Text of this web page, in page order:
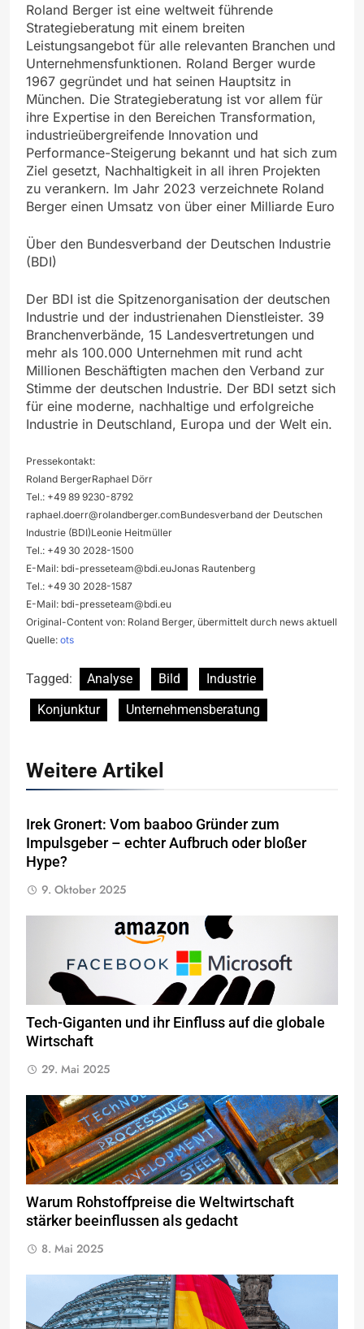
Roland Berger ist eine weltweit führende
Strategieberatung mit einem breiten
Leistungsangebot für alle relevanten Branchen und
Unternehmensfunktionen. Roland Berger wurde
1967 gegründet und hat seinen Hauptsitz in
München. Die Strategieberatung ist vor allem für
ihre Expertise in den Bereichen Transformation,
industrieübergreifende Innovation und
Performance-Steigerung bekannt und hat sich zum
Ziel gesetzt, Nachhaltigkeit in all ihren Projekten
zu verankern. Im Jahr 2023 verzeichnete Roland
Berger einen Umsatz von über einer Milliarde Euro
Über den Bundesverband der Deutschen Industrie
(BDI)
Der BDI ist die Spitzenorganisation der deutschen
Industrie und der industrienahen Dienstleister. 39
Branchenverbände, 15 Landesvertretungen und
mehr als 100.000 Unternehmen mit rund acht
Millionen Beschäftigten machen den Verband zur
Stimme der deutschen Industrie. Der BDI setzt sich
für eine moderne, nachhaltige und erfolgreiche
Industrie in Deutschland, Europa und der Welt ein.
Pressekontakt:
Roland BergerRaphael Dörr
Tel.: +49 89 9230-8792
raphael.doerr@rolandberger.comBundesverband der Deutschen
Industrie (BDI)Leonie Heitmüller
Tel.: +49 30 2028-1500
E-Mail: bdi-presseteam@bdi.euJonas Rautenberg
Tel.: +49 30 2028-1587
E-Mail: bdi-presseteam@bdi.eu
Original-Content von: Roland Berger, übermittelt durch news aktuell
Quelle: ots
Tagged: Analyse Bild
Industrie
Konjunktur
Unternehmensberatung
Weitere Artikel
Irek Gronert: Vom baaboo Gründer zum
Impulsgeber – echter Aufbruch oder bloßer
Hype?
9. Oktober 2025
Tech-Giganten und ihr Einfluss auf die globale
Wirtschaft
29. Mai 2025
Warum Rohstoffpreise die Weltwirtschaft
stärker beeinflussen als gedacht
8. Mai 2025